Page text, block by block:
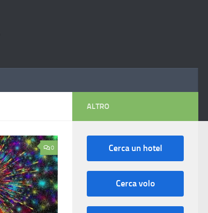
0
ALTRO
Cerca un hotel
Cerca volo